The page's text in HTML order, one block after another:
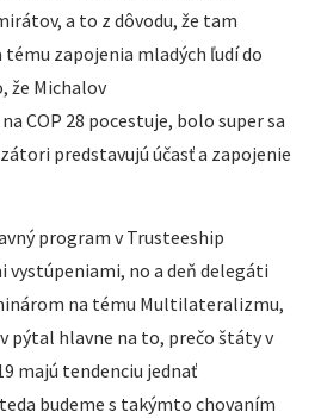
a to z dôvodu, že tam
zapojenia mladých ľudí do
že Michalov
COP 28 pocestuje, bolo super sa
predstavujú účasť a zapojenie
program v Trusteeship
no a deň delegáti
na tému Multilateralizmu,
pýtal hlavne na to, prečo štáty v
majú tendenciu jednať
budeme s takýmto chovaním